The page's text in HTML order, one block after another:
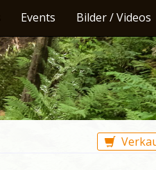
Events Bilder / Videos